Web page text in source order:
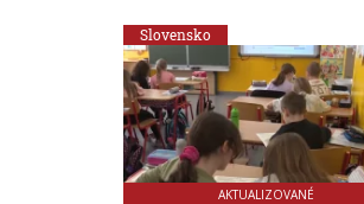
Slovensko
AKTUALIZOVANÉ